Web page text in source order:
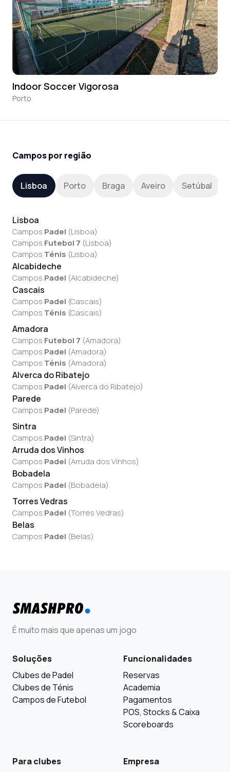
Indoor Soccer Vigorosa
Porto
Campos por região
Lisboa Porto Braga Aveiro Setúbal
Lisboa
Campos Padel (Lisboa)
Campos Futebol 7 (Lisboa)
Campos Ténis (Lisboa)
Alcabideche
Campos Padel (Alcabideche)
Cascais
Campos Padel (Cascais)
Campos Ténis (Cascais)
Amadora
Campos Futebol 7 (Amadora)
Campos Padel (Amadora)
Campos Ténis (Amadora)
Alverca do Ribatejo
Campos Padel (Alverca do Ribatejo)
Parede
Campos Padel (Parede)
Sintra
Campos Padel (Sintra)
Arruda dos Vinhos
Campos Padel (Arruda dos Vinhos)
Bobadela
Campos Padel (Bobadela)
Torres Vedras
Campos Padel (Torres Vedras)
Belas
Campos Padel (Belas)
É muito mais que apenas um jogo
Soluções
Clubes de Padel
Clubes de Ténis
Campos de Futebol
Funcionalidades
Reservas
Academia
Pagamentos
POS, Stocks & Caixa
Scoreboards
Para clubes Empresa